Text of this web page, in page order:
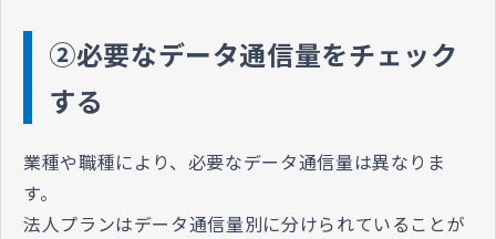
②必要なデータ通信量をチェック
する
業種や職種により、必要なデータ通信量は異なりま
す。
法人プランはデータ通信量別に分けられていることが